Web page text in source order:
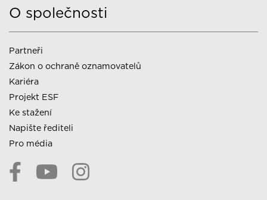
O společnosti
Partneři
Zákon o ochraně oznamovatelů
Kariéra
Projekt ESF
Ke stažení
Napište řediteli
Pro média